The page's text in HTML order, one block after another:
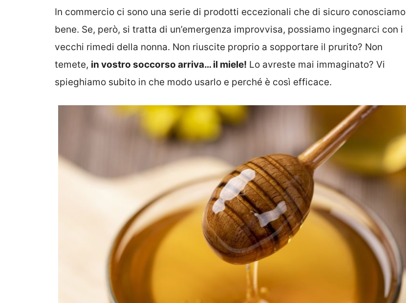
In commercio ci sono una serie di prodotti eccezionali che di sicuro conosciamo
bene. Se, però, si tratta di un’emergenza improvvisa, possiamo ingegnarci con i
vecchi rimedi della nonna. Non riuscite proprio a sopportare il prurito? Non
temete, in vostro soccorso arriva… il miele! Lo avreste mai immaginato? Vi
spieghiamo subito in che modo usarlo e perché è così efficace.